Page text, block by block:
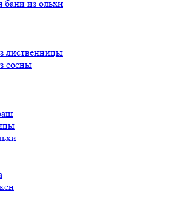
бани из ольхи
лиственницы
сосны